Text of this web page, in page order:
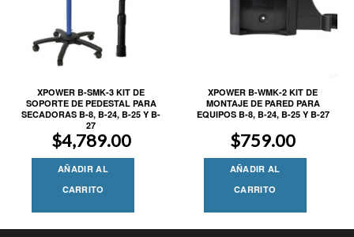
XPOWER B-SMK-3 KIT DE
SOPORTE DE PEDESTAL PARA
SECADORAS B-8, B-24, B-25 Y B-
27
$4,789.00
AÑADIR AL
CARRITO
XPOWER B-WMK-2 KIT DE
MONTAJE DE PARED PARA
EQUIPOS B-8, B-24, B-25 Y B-27
$759.00
AÑADIR AL
CARRITO